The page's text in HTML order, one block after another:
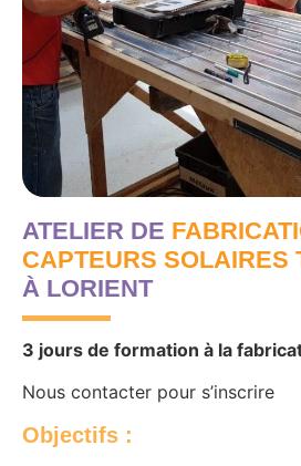
ATELIER DE
CAPTEURS SOLAIRES
À LORIENT
3 jours de formation à la
Nous contacter pour s’inscrire
Objectifs :